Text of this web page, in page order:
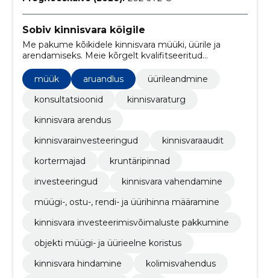
Sobiv kinnisvara kõigile
Me pakume kõikidele kinnisvara müüki, üürile ja
arendamiseks. Meie kõrgelt kvalifitseeritud
meeskond aitab teil leida parima lahenduse
kinnisvaraturule!
müük aruandlus
üürileandmine
konsultatsioonid
kinnisvaraturg
kinnisvara arendus
kinnisvarainvesteeringud
kinnisvaraaudit
kortermajad
kruntäripinnad
investeeringud
kinnisvara vahendamine
müügi-, ostu-, rendi- ja üürihinna määramine
kinnisvara investeerimisvõimaluste pakkumine
objekti müügi- ja üürieelne koristus
kinnisvara hindamine
kolimisvahendus